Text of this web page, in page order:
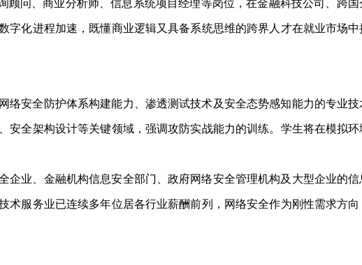
顾问、商业分析师、信息系统项目经理等岗位，在金融科技公司、跨
字化进程加速，既懂商业逻辑又具备系统思维的跨界人才在就业市场
络安全防护体系构建能力、渗透测试技术及安全态势感知能力的专业
安全架构设计等关键领域，强调攻防实战能力的训练。学生将在模拟
企业、金融机构信息安全部门、政府网络安全管理机构及大型企业的信
术服务业已连续多年位居各行业薪酬前列，网络安全作为刚性需求方